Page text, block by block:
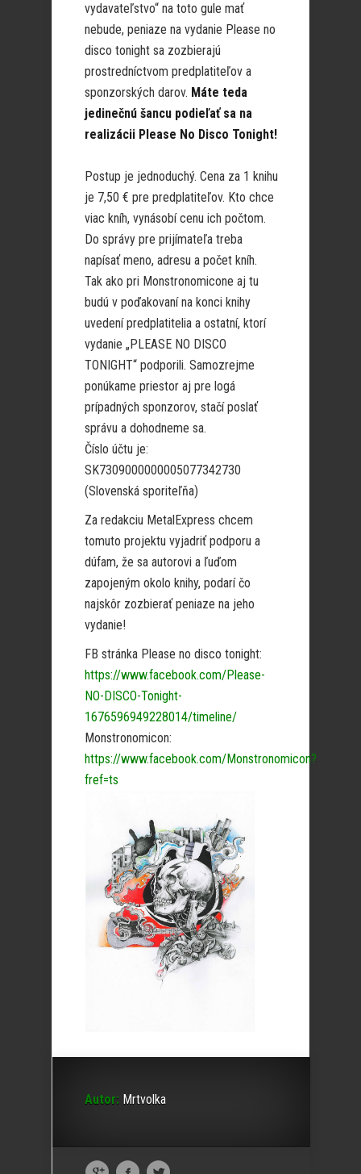
vydavateľstvo“ na toto gule mať
nebude, peniaze na vydanie Please no
disco tonight sa zozbierajú
prostredníctvom predplatiteľov a
sponzorských darov. Máte teda
jedinečnú šancu podieľať sa na
realizácii Please No Disco Tonight!
Postup je jednoduchý. Cena za 1 knihu
je 7,50 € pre predplatiteľov. Kto chce
viac kníh, vynásobí cenu ich počtom.
Do správy pre prijímateľa treba
napísať meno, adresu a počet kníh.
Tak ako pri Monstronomicone aj tu
budú v poďakovaní na konci knihy
uvedení predplatitelia a ostatní, ktorí
vydanie „PLEASE NO DISCO
TONIGHT“ podporili. Samozrejme
ponúkame priestor aj pre logá
prípadných sponzorov, stačí poslať
správu a dohodneme sa.
Číslo účtu je:
SK7309000000005077342730
(Slovenská sporiteľňa)
Za redakciu MetalExpress chcem
tomuto projektu vyjadriť podporu a
dúfam, že sa autorovi a ľuďom
zapojeným okolo knihy, podarí čo
najskôr zozbierať peniaze na jeho
vydanie!
FB stránka Please no disco tonight:
https://www.facebook.com/Please-
NO-DISCO-Tonight-
1676596949228014/timeline/
Monstronomicon:
https://www.facebook.com/Monstronomicon?
fref=ts
Autor: Mrtvolka